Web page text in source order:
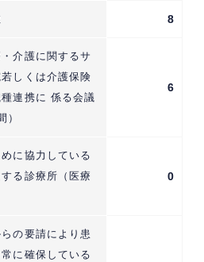
8
介護に関するサ
しくは介護保険
連携に 係る会議
）
6
に協力している
る診療所（医療
0
の要請により患
に確保している